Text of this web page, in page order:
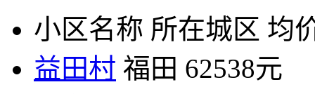
小区名称 所在城区 均
益田村 福田 62538元